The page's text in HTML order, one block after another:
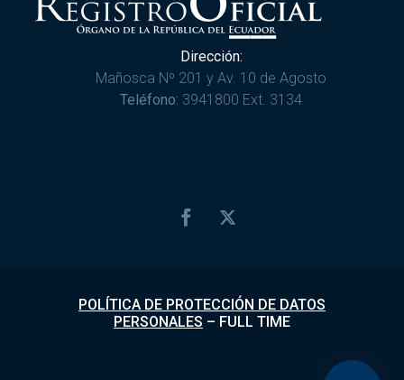
Dirección:
Mañosca Nº 201 y Av. 10 de Agosto
Teléfono: 3941800 Ext. 3134
POLÍTICA DE PROTECCIÓN DE DATOS
PERSONALES – FULL TIME